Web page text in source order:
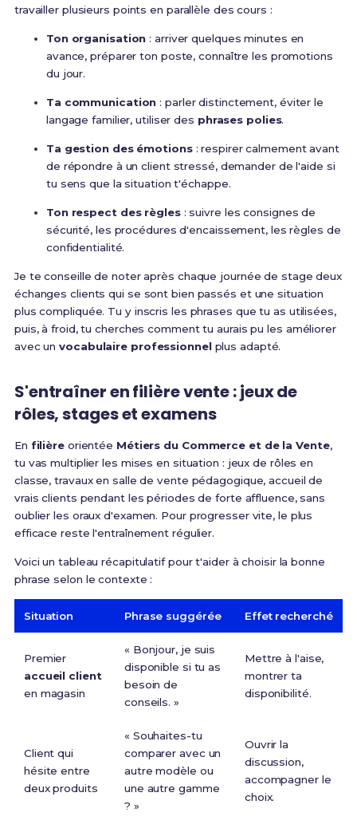
travailler plusieurs points en parallèle des cours :
Ton organisation : arriver quelques minutes en
avance, préparer ton poste, connaître les promotions
du jour.
Ta communication : parler distinctement, éviter le
langage familier, utiliser des phrases polies.
Ta gestion des émotions: respirer calmement avant
de répondre à un client stressé, demander de l'aide si
tu sens que la situation t'échappe.
Ton respect des règles: suivre les consignes de
sécurité, les procédures d'encaissement, les règles de
confidentialité.
Je te conseille de noter après chaque journée de stage deux
échanges clients qui se sont bien passés et une situation
plus compliquée. Tu y inscris les phrases que tu as utilisées,
puis, à froid, tu cherches comment tu aurais pu les améliorer
avec unvocabulaire professionnelplus adapté.
S'entraîner en filière vente : jeux de
rôles, stages et examens
En filièreorientée Métiers du Commerce et de la Vente,
tu vas multiplier les mises en situation : jeux de rôles en
classe, travaux en salle de vente pédagogique, accueil de
vrais clients pendant les périodes de forte affluence, sans
oublier les oraux d'examen. Pour progresser vite, le plus
efficace reste l'entraînement régulier.
Voici un tableau récapitulatif pour t'aider à choisir la bonne
phrase selon le contexte :
Situation Phrase suggérée Effet recherché
Premier
accueil client
en magasin
« Bonjour, je suis
disponible si tu as
besoin de
conseils. »
Mettre à l'aise,
montrer ta
disponibilité.
Client qui
hésite entre
deux produits
« Souhaites-tu
comparer avec un
autre modèle ou
une autre gamme
? »
Ouvrir la
discussion,
accompagner le
choix.